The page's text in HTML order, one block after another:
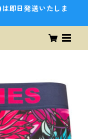
即日発送いたしま